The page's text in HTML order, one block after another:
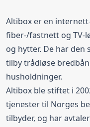
Altibox er en
fiber-/fastnett og TV-
og hytter. De har den
tilby trådløse
husholdninger.
Altibox ble stiftet i
tjenester til Norges
tilbyder, og har